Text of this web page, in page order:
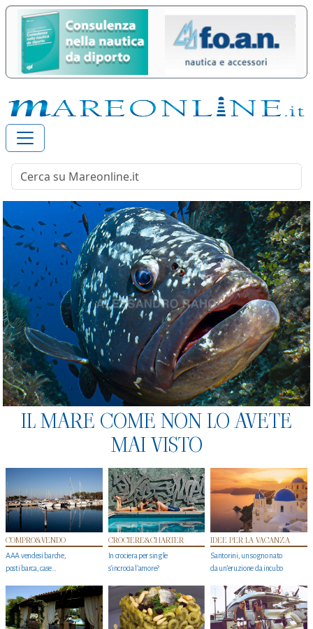
IL MARE COME NON LO AVETE
MAI VISTO
COMPRO&VENDO
AAA vendesi barche,
posti barca, case…
CROCIERE&CHARTER
In crociera per single
s'incrocia l’amore?
IDEE PER LA VACANZA
Santorini, un sogno nato
da un’eruzione da incubo